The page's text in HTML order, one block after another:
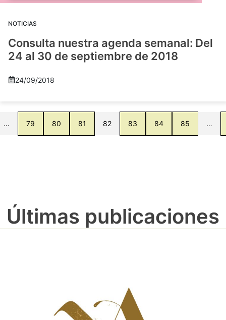
NOTICIAS
Consulta nuestra agenda semanal: Del
24 al 30 de septiembre de 2018
24/09/2018
… 79 80 81 82 83 84 85 …
Últimas publicaciones